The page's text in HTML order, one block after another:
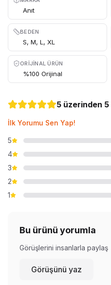
Anıt
BEDEN
S, M, L, XL
ORIJINAL ÜRÜN
%100 Orijinal
5 üzerinden 5
İlk Yorumu Sen Yap!
5
4
3
2
1
Bu ürünü yorumla
Görüşlerini insanlarla paylaş
Görüşünü yaz